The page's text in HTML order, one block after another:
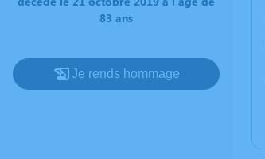
83 ans
Je rends hommage